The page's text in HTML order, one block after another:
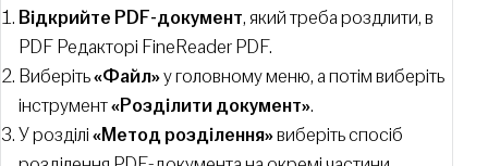
Відкрийте PDF-документ, який треба роздлити, в
PDF Редакторі FineReader PDF.
Виберіть«Файл»у головному меню, а потім виберіть
інструмент«Розділити документ».
У розділі«Метод розділення»виберіть спосіб